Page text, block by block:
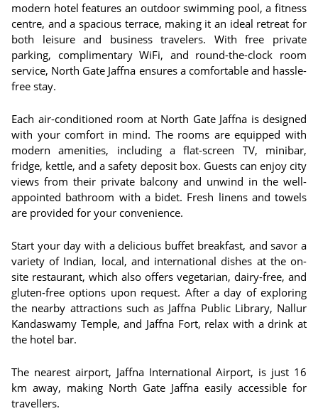
modern hotel features an outdoor swimming pool, a fitness
centre, and a spacious terrace, making it an ideal retreat for
both leisure and business travelers. With free private
parking, complimentary WiFi, and round-the-clock room
service, North Gate Jaffna ensures a comfortable and hassle-
free stay.
Each air-conditioned room at North Gate Jaffna is designed
with your comfort in mind. The rooms are equipped with
modern amenities, including a flat-screen TV, minibar,
fridge, kettle, and a safety deposit box. Guests can enjoy city
views from their private balcony and unwind in the well-
appointed bathroom with a bidet. Fresh linens and towels
are provided for your convenience.
Start your day with a delicious buffet breakfast, and savor a
variety of Indian, local, and international dishes at the on-
site restaurant, which also offers vegetarian, dairy-free, and
gluten-free options upon request. After a day of exploring
the nearby attractions such as Jaffna Public Library, Nallur
Kandaswamy Temple, and Jaffna Fort, relax with a drink at
the hotel bar.
The nearest airport, Jaffna International Airport, is just 16
km away, making North Gate Jaffna easily accessible for
travellers.